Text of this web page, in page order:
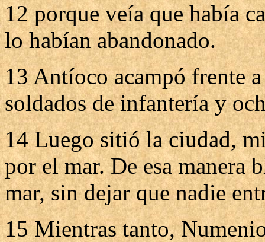
12 porque veía que había
lo habían abandonado.
13 Antíoco acampó frente
soldados de infantería y
14 Luego sitió la ciudad,
por el mar. De esa manera
mar, sin dejar que nadie
15 Mientras tanto,